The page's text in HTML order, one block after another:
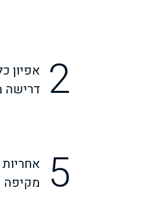
2 אפיון
דרישה
5
אחריות
מקיפה